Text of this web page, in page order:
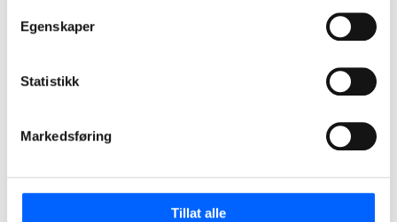
Egenskaper
Statistikk
Markedsføring
Tillat alle